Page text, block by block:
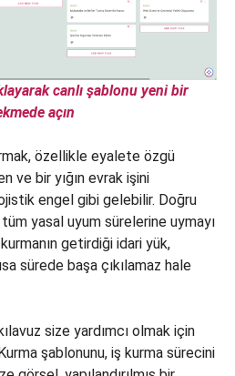
canlı şablonu yeni bir
açın
özellikle eyalete özgü
ve bir yığın evrak işini
engel gibi gelebilir. Doğru
yasal uyum sürelerine uymayı
getirdiği idari yük,
sürede başa çıkılamaz hale
size yardımcı olmak için
şablonunu, iş kurma sürecini